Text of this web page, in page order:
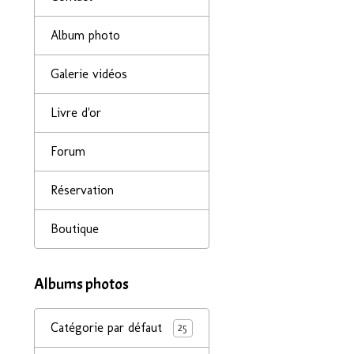
Album photo
Galerie vidéos
Livre d'or
Forum
Réservation
Boutique
Albums photos
Catégorie par défaut 25